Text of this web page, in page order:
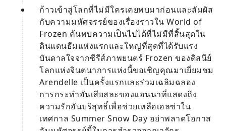
ก้าวเข้าสู่โลกที่ไม่มีใครเคยพบมาก่อนและสัมผัส
กับความมหัศจรรย์ของเรื่องราวใน World of
Frozen ค้นพบความเป็นไปได้ที่ไม่มีที่สิ้นสุดใน
ดินแดนธีมแห่งแรกและใหญ่ที่สุดที่ได้รับแรง
บันดาลใจจากซีรีส์ภาพยนตร์ Frozen ของดิสนีย์
โลกแห่งจินตนาการแห่งนี้ขอเชิญคุณมาเยี่ยมชม
Arendelle เป็นครั้งแรกและร่วมเฉลิมฉลอง
การกระทำอันเสียสละของแอนนาที่แสดงถึง
ความรักอันบริสุทธิ์เพื่อช่วยเหลือเอลซ่าใน
เทศกาล Summer Snow Day อย่าพลาดโอกาส